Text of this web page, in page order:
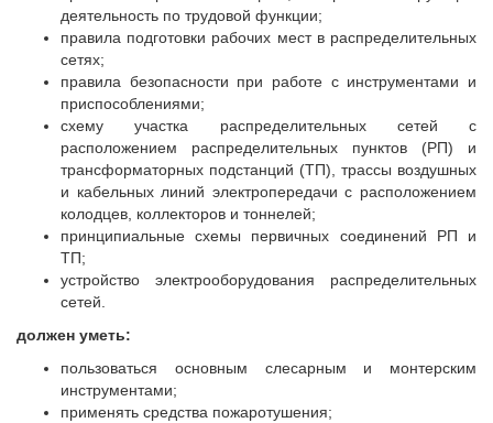
деятельность по трудовой функции;
правила подготовки рабочих мест в распределительных
сетях;
правила безопасности при работе с инструментами и
приспособлениями;
схему участка распределительных сетей с
расположением распределительных пунктов (РП) и
трансформаторных подстанций (ТП), трассы воздушных
и кабельных линий электропередачи с расположением
колодцев, коллекторов и тоннелей;
принципиальные схемы первичных соединений РП и
ТП;
устройство электрооборудования распределительных
сетей.
должен уметь:
пользоваться основным слесарным и монтерским
инструментами;
применять средства пожаротушения;